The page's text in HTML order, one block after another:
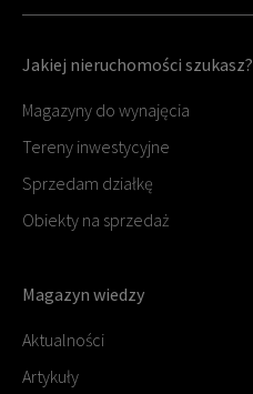
Jakiej nieruchomości szukasz?
Magazyny do wynajęcia
Tereny inwestycyjne
Sprzedam działkę
Obiekty na sprzedaż
Magazyn wiedzy
Aktualności
Artykuły